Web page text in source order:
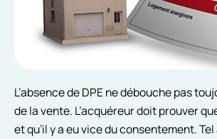
L’absence de DPE ne débouche pas
de la vente. L’acquéreur doit prouver
et qu’il y a eu vice du consentement.